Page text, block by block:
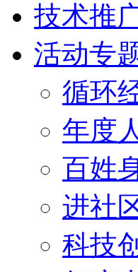
技术推
活动专
循环
年度
百姓
进社
科技